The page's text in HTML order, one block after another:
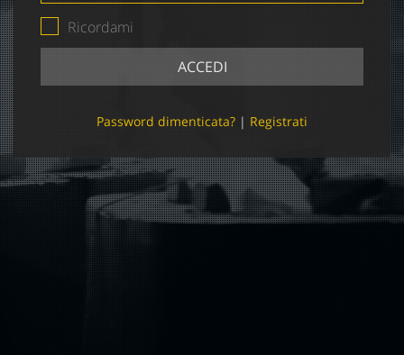
Ricordami
ACCEDI
Password dimenticata? | Registrati